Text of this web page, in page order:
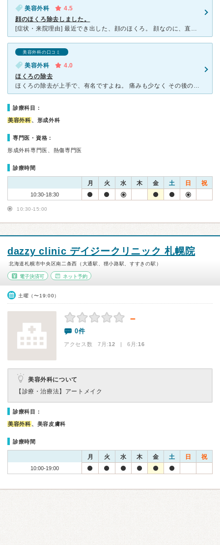
美容外科
4.5
顔のほくろ除去しました。
[症状・来院理由] 最近でき出した、顔のほくろ。 顔なのに、直径２センチほどの大きなほくろが１つあるんです。 これがとっても気になります。 ファンデーションで隠そうとしても、逆に浮いてしまって
美容外科の口コミ
美容外科
4.0
ほくろの除去
ほくろの除去が上手で、有名ですよね。 痛みも少なく その後の紫外線を気をつけるよう、 他の注意点も、丁寧に連絡があり、 親切な対応に感謝です。 美容外科はアフターケアが、 結構、お
診療科目：
美容外科 、形成外科
専門医・資格：
形成外科専門医、熱傷専門医
診療時間
月 火 水 木 金 土 日 祝
10:30-18:30
10:30-15:00
dazzy clinic デイジークリニック 札幌院
北海道札幌市中央区南二条西（大通駅、狸小路駅、すすきの駅）
電子決済可 ネット予約
土曜（〜19:00）
－
0件
アクセス数 7月:12 | 6月:16
美容外科について
【診療・治療法】 アートメイク
診療科目：
美容外科 、美容皮膚科
診療時間
月 火 水 木 金 土 日 祝
10:00-19:00